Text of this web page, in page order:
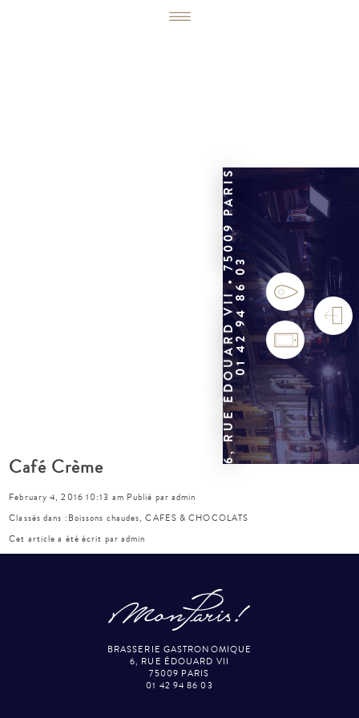
6, RUE ÉDOUARD VII • 75009 PARIS01 42 94 86 03
Café Crème
February 4, 2016 10:13 am Publié par admin
Classés dans : Boissons chaudes,CAFES & CHOCOLATS
Cet article a été écrit par admin
BRASSERIE GASTRONOMIQUE
6, RUE ÉDOUARD VII
75009 PARIS
01 42 94 86 03